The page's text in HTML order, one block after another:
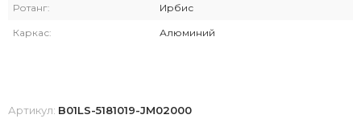
Ротанг: Ирбис
Каркас: Алюминий
Артикул: B01LS-5181019-JM02000